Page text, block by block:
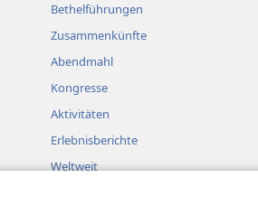
Bethelführungen
Zusammenkünfte
Abendmahl
Kongresse
Aktivitäten
Erlebnisberichte
Weltweit